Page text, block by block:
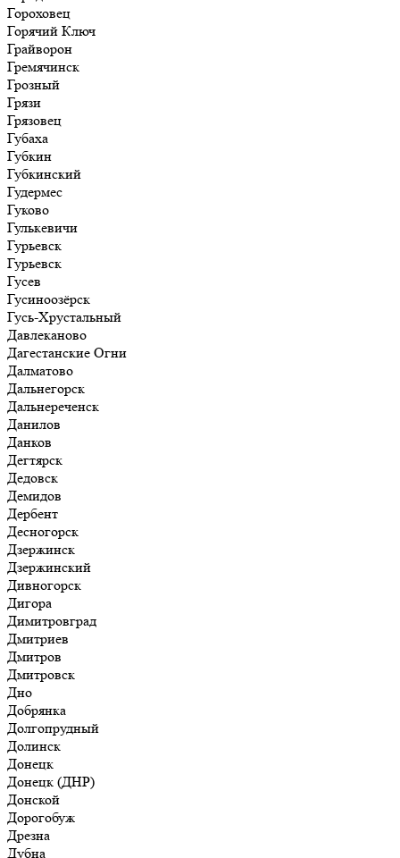
Гороховец
Горячий Ключ
Грайворон
Гремячинск
Грозный
Грязи
Грязовец
Губаха
Губкин
Губкинский
Гудермес
Гуково
Гулькевичи
Гурьевск
Гурьевск
Гусев
Гусиноозёрск
Гусь-Хрустальный
Давлеканово
Дагестанские Огни
Далматово
Дальнегорск
Дальнереченск
Данилов
Данков
Дегтярск
Дедовск
Демидов
Дербент
Десногорск
Дзержинск
Дзержинский
Дивногорск
Дигора
Димитровград
Дмитриев
Дмитров
Дмитровск
Дно
Добрянка
Долгопрудный
Долинск
Донецк
Донецк (ДНР)
Донской
Дорогобуж
Дрезна
Дубна